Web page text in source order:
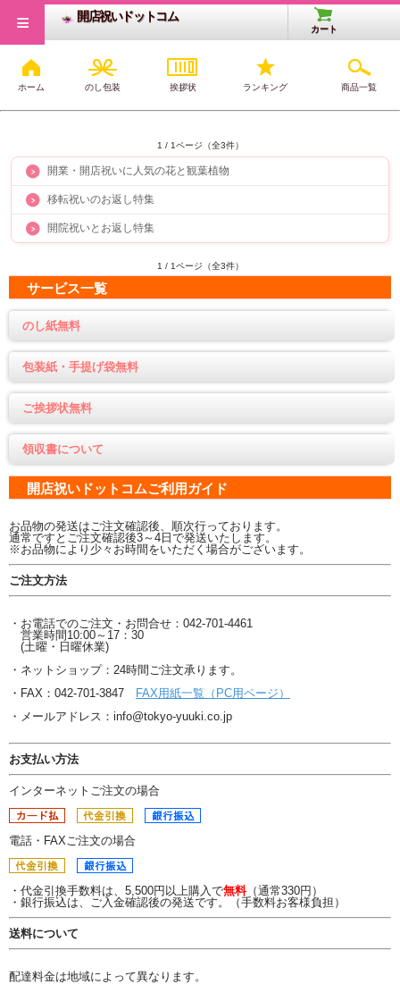
開店祝いドットコム
カート
ホーム のし包装 挨拶状 ランキング 商品一覧
≡
開店祝いギフト特集
1 / 1ページ（全3件）
開業・開店祝いに人気の花と観葉植物
移転祝いのお返し特集
開院祝いとお返し特集
1 / 1ページ（全3件）
サービス一覧
のし紙無料
包装紙・手提げ袋無料
ご挨拶状無料
領収書について
開店祝いドットコムご利用ガイド
お品物の発送はご注文確認後、順次行っております。
通常ですとご注文確認後3～4日で発送いたします。
※お品物により少々お時間をいただく場合がございます。
ご注文方法
・お電話でのご注文・お問合せ：042-701-4461
営業時間10:00～17：30
(土曜・日曜休業)
・ネットショップ：24時間ご注文承ります。
・FAX：042-701-3847
FAX用紙一覧（PC用ページ）
・メールアドレス：info@tokyo-yuuki.co.jp
お支払い方法
インターネットご注文の場合
電話・FAXご注文の場合
・代金引換手数料は、5,500円以上購入で無料（通常330円）
・銀行振込は、ご入金確認後の発送です。（手数料お客様負担）
送料について
配達料金は地域によって異なります。